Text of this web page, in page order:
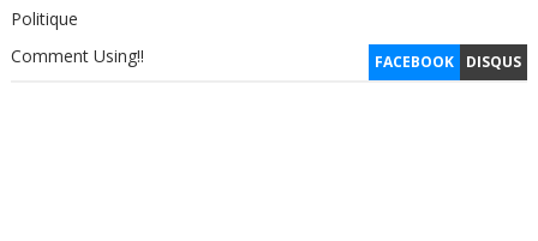
Politique
FACEBOOK DISQUS
Comment Using!!